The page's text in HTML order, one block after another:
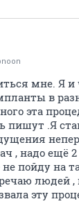
мне. Я
в
эта
пишут .Я
, надо ещё
пойду на
людей
эту